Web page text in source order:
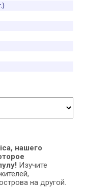
нашего
Изучите
на другой.